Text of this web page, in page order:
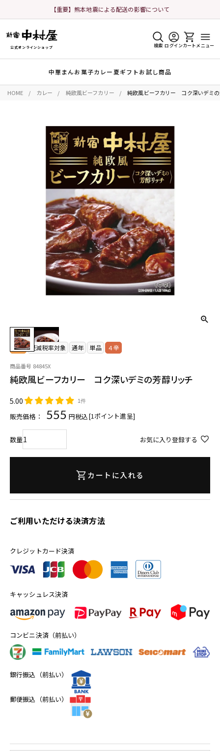
【重要】熊本地震による配送の影響について
公式オンラインショップ 検索 ログインカート メニュー
中華まんお菓子カレー夏ギフトお試し商品
HOME カレー 純欧風ビーフカリー 純欧風ビーフカリー コク深いデミ
常温 軽減税率対象 通年 単品 ４辛
商品番号 84845X
純欧風ビーフカリー コク深いデミの芳醇リッチ
5.00 1件
販売価格： 555 税込[1ポイント進呈]
お気に入り登録する
カートに入れる
ご利用いただける決済方法
クレジットカード決済
キャッシュレス決済
コンビニ決済（前払い）
銀行振込（前払い）
郵便振込（前払い）